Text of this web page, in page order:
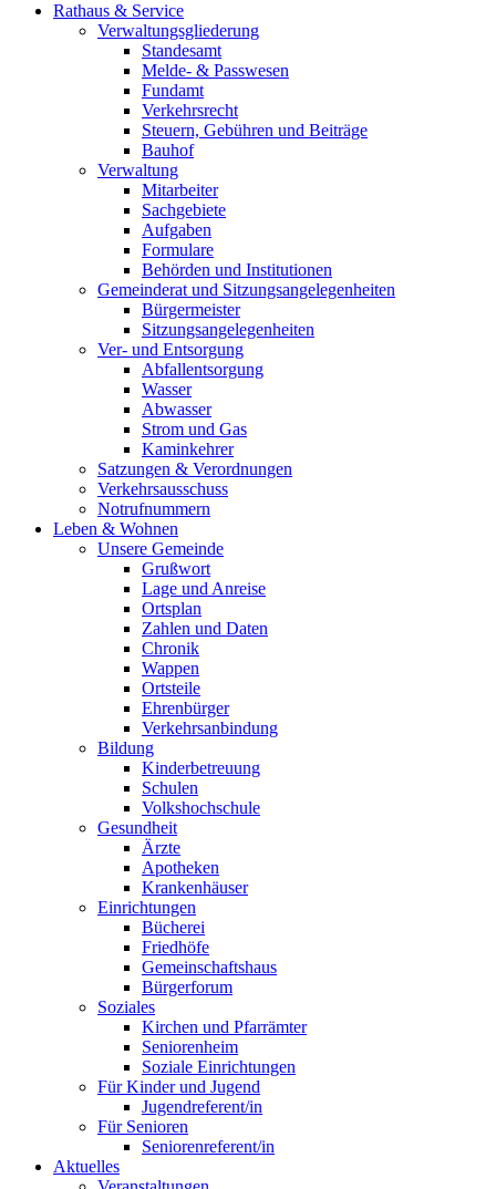
Rathaus & Service
Verwaltungsgliederung
Standesamt
Melde- & Passwesen
Fundamt
Verkehrsrecht
Steuern, Gebühren und Beiträge
Bauhof
Verwaltung
Mitarbeiter
Sachgebiete
Aufgaben
Formulare
Behörden und Institutionen
Gemeinderat und Sitzungsangelegenheiten
Bürgermeister
Sitzungsangelegenheiten
Ver- und Entsorgung
Abfallentsorgung
Wasser
Abwasser
Strom und Gas
Kaminkehrer
Satzungen & Verordnungen
Verkehrsausschuss
Notrufnummern
Leben & Wohnen
Unsere Gemeinde
Grußwort
Lage und Anreise
Ortsplan
Zahlen und Daten
Chronik
Wappen
Ortsteile
Ehrenbürger
Verkehrsanbindung
Bildung
Kinderbetreuung
Schulen
Volkshochschule
Gesundheit
Ärzte
Apotheken
Krankenhäuser
Einrichtungen
Bücherei
Friedhöfe
Gemeinschaftshaus
Bürgerforum
Soziales
Kirchen und Pfarrämter
Seniorenheim
Soziale Einrichtungen
Für Kinder und Jugend
Jugendreferent/in
Für Senioren
Seniorenreferent/in
Aktuelles